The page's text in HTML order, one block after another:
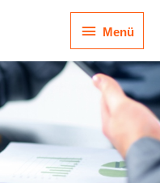
Menü
Menü